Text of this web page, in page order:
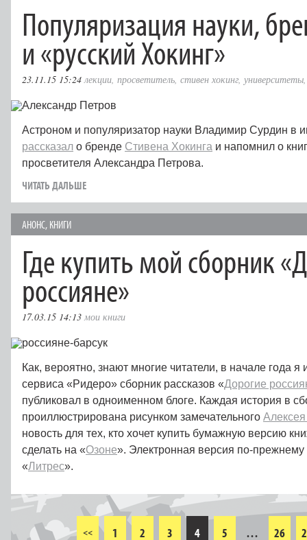
Популяризация науки,
и «русский Хокинг»
23.11.15 15:24 лекции, просветитель, стивен хокинг, университеты
Астроном и популяризатор науки Владимир Сурдин в
рассказал о бренде Стивена Хокинга и напомнил о
просветителя Александра Петрова.
ЧИТАТЬ ДАЛЬШЕ
АНОНС, КНИГИ
Где купить мой сборник
россияне»
17.03.15 14:13 мои книги
Как, вероятно, знают многие читатели, в начале года
сервиса «Ридеро» сборник рассказов «Дорогие
публиковал в одноименном блоге. Каждая история в
проиллюстрирована рисунком замечательного
новость для тех, кто хочет купить бумажную версию
сделать на «Озоне». Электронная версия по-прежнему
«Литрес».
<< 1 2 3 4 5 … 26